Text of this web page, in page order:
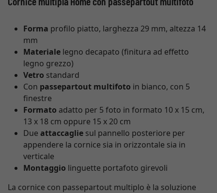
Forma profilo piatto, larghezza 29 mm, altezza 14
mm
Materiale legno decapato (finitura ad effetto
legno grezzo)
Vetro standard
Con passepartout multifoto in bianco, con 5
finestre
Formato adatto per 5 foto in formato 10 x 15 cm,
13 x 18 cm oppure 15 x 20 cm
Due attaccaglie sul pannello posteriore per
appendere la cornice sia in orizzontale sia in
verticale
Montaggio linguette portafoto girevoli
La cornice con passepartout multiplo è la soluzione